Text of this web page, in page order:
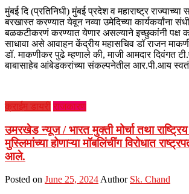
मुंबई दि (प्रतिनिधी) मुंबई प्रदेश व महाराष्ट्र राज्याच्या
बरखास्त करण्यात येवून नव्या उमेदिच्या कार्यकर्यांना
बळकटीकरणं करण्यात येणार असल्याने इच्छुकांनी पक्ष
साधावा असे आवाहन केंद्रीय महासचिव डॉ राजन
डॉ. माकणीकर पुढे म्हणाले की, माजी आमदार दिवंगत
बाबासाहेब आंबेडकरांच्या संकल्पनेतील आर.पी.आय
क्राईम डायरी राजकारण
उमरखेड न्यूज / भारत मुक्ती मोर्चा तथा राष्ट्रिय
मुस्लिमांच्या होणाऱ्या मॉबलिंचींग विरोधात
आले.
Posted on June 25, 2024Author Sk. Chand